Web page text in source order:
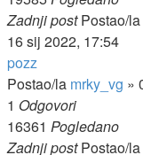
Zadnji postPostao/la
16 sij 2022, 17:54
pozz
Postao/la mrky_vg »
1 Odgovori
16361 Pogledano
Zadnji postPostao/la